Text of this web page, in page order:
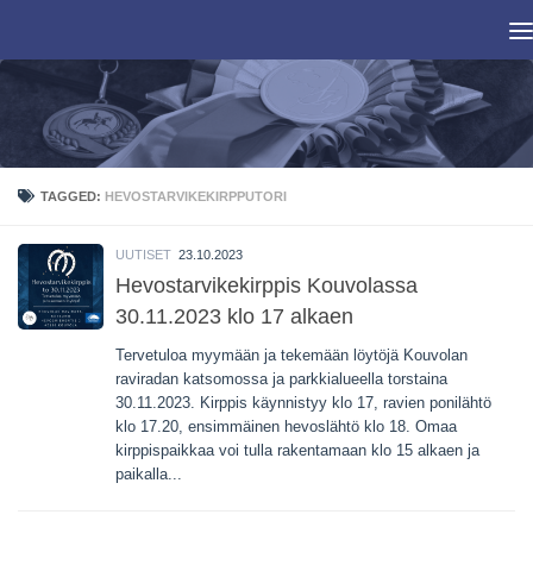
TAGGED: HEVOSTARVIKEKIRPPUTORI
UUTISET 23.10.2023
Hevostarvikekirppis Kouvolassa
30.11.2023 klo 17 alkaen
Tervetuloa myymään ja tekemään löytöjä Kouvolan
raviradan katsomossa ja parkkialueella torstaina
30.11.2023. Kirppis käynnistyy klo 17, ravien ponilähtö
klo 17.20, ensimmäinen hevoslähtö klo 18. Omaa
kirppispaikkaa voi tulla rakentamaan klo 15 alkaen ja
paikalla...